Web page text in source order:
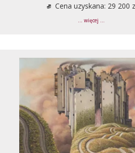
Cena uzyskana: 29 200
... więcej ...